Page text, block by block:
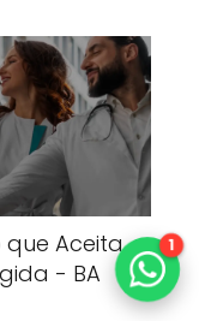
Aceita
- BA
1